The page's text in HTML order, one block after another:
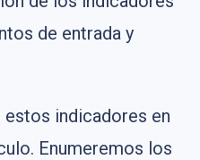
de entrada y
indicadores en
Enumeremos los